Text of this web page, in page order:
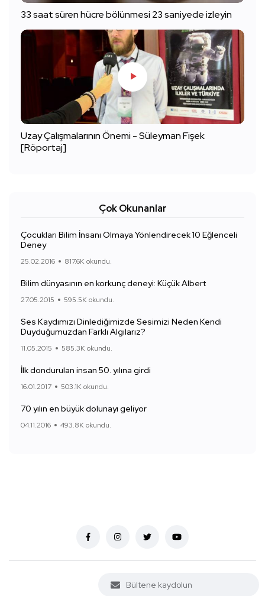
33 saat süren hücre bölünmesi 23 saniyede izleyin
Uzay Çalışmalarının Önemi - Süleyman Fişek
[Röportaj]
Çok Okunanlar
Çocukları Bilim İnsanı Olmaya Yönlendirecek 10 Eğlenceli
Deney
25.02.2016 817.6K okundu.
Bilim dünyasının en korkunç deneyi: Küçük Albert
27.05.2015 595.5K okundu.
Ses Kaydımızı Dinlediğimizde Sesimizi Neden Kendi
Duyduğumuzdan Farklı Algılarız?
11.05.2015 585.3K okundu.
İlk dondurulan insan 50. yılına girdi
16.01.2017 503.1K okundu.
70 yılın en büyük dolunayı geliyor
04.11.2016 493.8K okundu.